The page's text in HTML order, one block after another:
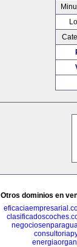
Otros dominios en